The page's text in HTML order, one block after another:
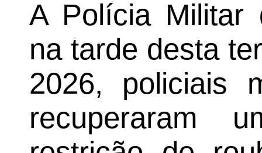
A Polícia Militar
na tarde desta
2026, policiais
recuperaram